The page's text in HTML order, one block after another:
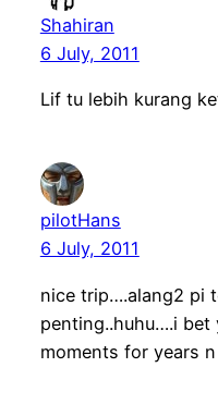
Shahiran
6 July, 2011
Lif tu lebih kurang
pilotHans
6 July, 2011
nice trip….alang2 pi
penting..huhu….i bet
moments for years